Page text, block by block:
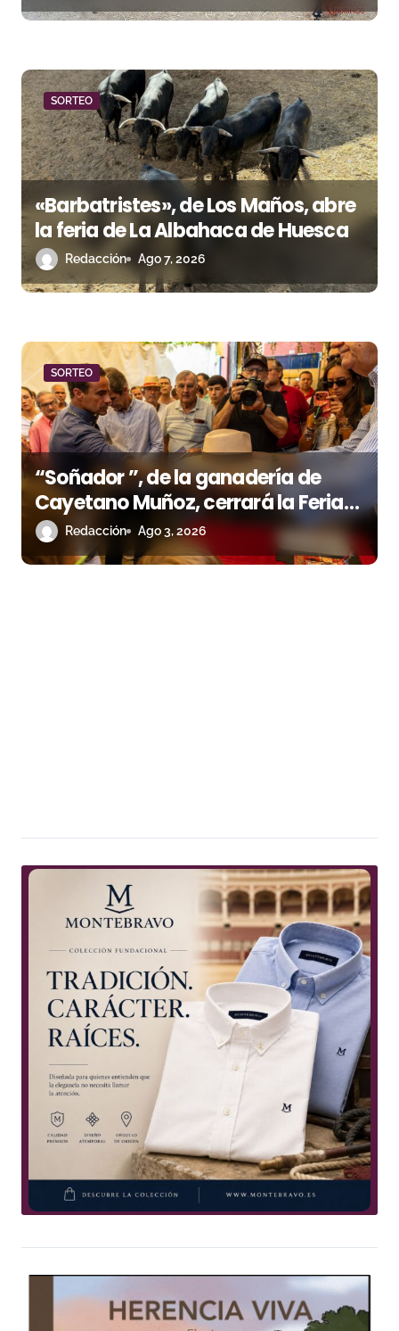
a
d
a
s
SORTEO
«Barbatristes», de Los Maños, abre
la feria de La Albahaca de Huesca
Redacción Ago 7, 2026
SORTEO
“Soñador ”, de la ganadería de
Cayetano Muñoz, cerrará la Feria
de las Colombinas 2026
Redacción Ago 3, 2026